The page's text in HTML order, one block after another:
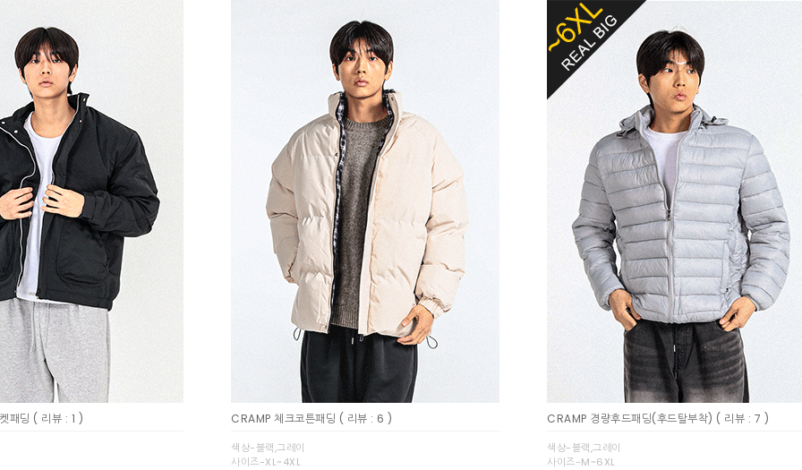
패딩 ( 리뷰 : 1 ) CRAMP 체크코튼패딩 ( 리뷰 : 6 )
색상-블랙,그레이
사이즈-XL~4XL
CRAMP 경량후드패딩(후드탈부착) ( 리뷰 : 7 )
색상-블랙,그레이
사이즈-M~6XL